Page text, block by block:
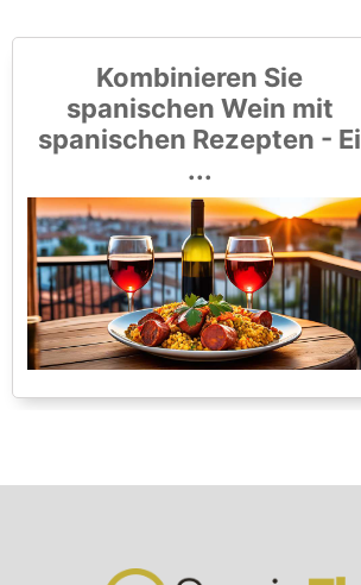
Kombinieren Sie
spanischen Wein mit
spanischen Rezepten - Ei
...